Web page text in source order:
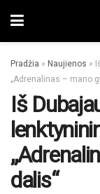
Pradžia » Naujienos »
„Adrenalinas – mano
Iš
dalis“